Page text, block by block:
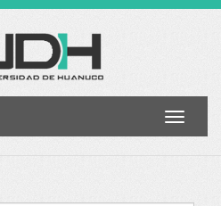
Toggle